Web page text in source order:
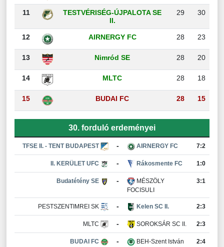
11
TESTVÉRISÉG-ÚJPALOTA SE
II.
29 30
12 AIRNERGY FC 28 23
13 Nimród SE 28 20
14 MLTC 28 18
15 BUDAI FC 28 15
30. forduló erdeményei
TFSE II. - TENT BUDAPEST - AIRNERGY FC 7:2
II. KERÜLET UFC - Rákosmente FC 1:0
Budatétény SE -
MÉSZÖLY
FOCISULI
3:1
PESTSZENTIMREI SK - Kelen SC II. 2:3
MLTC - SOROKSÁR SC II. 2:3
BUDAI FC - BEH-Szent István 2:4